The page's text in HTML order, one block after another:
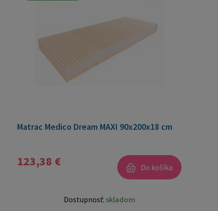
Matrac Medico Dream MAXI 90x200x18 cm
123,38 € Do košíka
Dostupnosť: skladom